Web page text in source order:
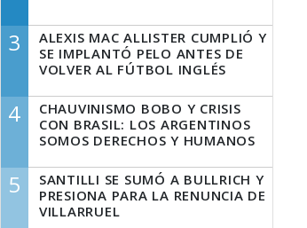
3
ALEXIS MAC ALLISTER CUMPLIÓ Y
SE IMPLANTÓ PELO ANTES DE
VOLVER AL FÚTBOL INGLÉS
4
CHAUVINISMO BOBO Y CRISIS
CON BRASIL: LOS ARGENTINOS
SOMOS DERECHOS Y HUMANOS
5
SANTILLI SE SUMÓ A BULLRICH Y
PRESIONA PARA LA RENUNCIA DE
VILLARRUEL